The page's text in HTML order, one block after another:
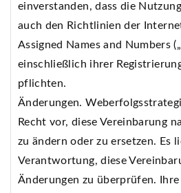
einverstanden, dass die
auch den Richtlinien der
Assigned Names and Numbers
einschließlich ihrer
pflichten.
Änderungen.
Recht vor, diese Vereinbarung
zu ändern oder zu ersetzen. Es
Verantwortung, diese
Änderungen zu überprüfen.